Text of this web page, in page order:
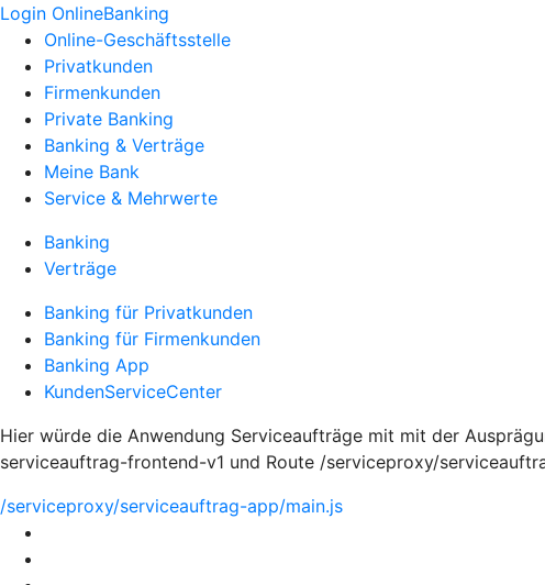
Login OnlineBanking
Online-Geschäftsstelle
Privatkunden
Firmenkunden
Private Banking
Banking & Verträge
Meine Bank
Service & Mehrwerte
Banking
Verträge
Banking für Privatkunden
Banking für Firmenkunden
Banking App
KundenServiceCenter
Hier würde die Anwendung Serviceaufträge mit mit der
serviceauftrag-frontend-v1 und Route /serviceproxy/
/serviceproxy/serviceauftrag-app/main.js